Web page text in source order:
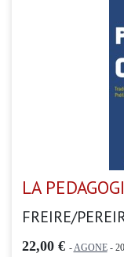
LA
FREIRE/
22,00 € - AGONE-